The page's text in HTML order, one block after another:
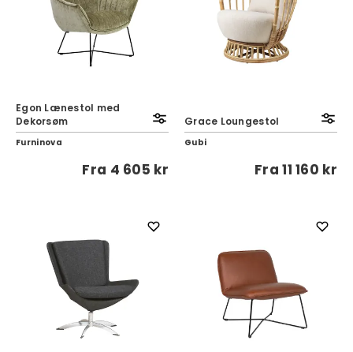
Egon Lænestol med
Dekorsøm
Furninova
Fra 4 605 kr
Grace Loungestol
Gubi
Fra11 160 kr